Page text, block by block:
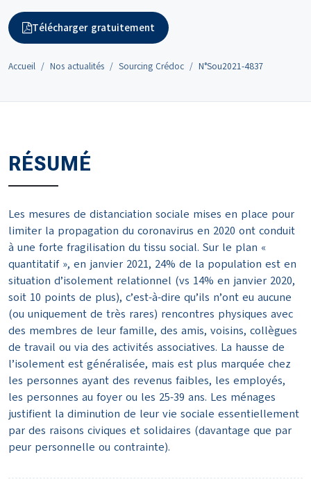
Télécharger gratuitement
Accueil Nos actualités Sourcing Crédoc N°Sou2021-4837
RÉSUMÉ
Les mesures de distanciation sociale mises en place pour
limiter la propagation du coronavirus en 2020 ont conduit
à une forte fragilisation du tissu social. Sur le plan «
quantitatif », en janvier 2021, 24% de la population est en
situation d’isolement relationnel (vs 14% en janvier 2020,
soit 10 points de plus), c’est-à-dire qu’ils n’ont eu aucune
(ou uniquement de très rares) rencontres physiques avec
des membres de leur famille, des amis, voisins, collègues
de travail ou via des activités associatives. La hausse de
l’isolement est généralisée, mais est plus marquée chez
les personnes ayant des revenus faibles, les employés,
les personnes au foyer ou les 25-39 ans. Les ménages
justifient la diminution de leur vie sociale essentiellement
par des raisons civiques et solidaires (davantage que par
peur personnelle ou contrainte).